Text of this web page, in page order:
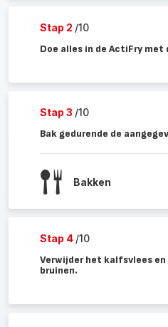
Stap 2 /10
Doe alles in de ActiFry
Stap 3 /10
Bak gedurende de
Bakken
Stap 4 /10
Verwijder het kalfsvlees
bruinen.